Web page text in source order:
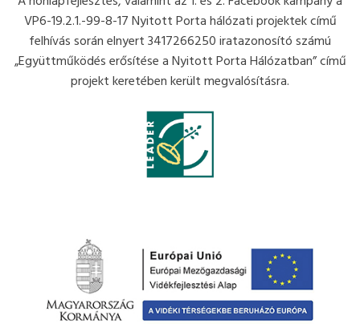
VP6-19.2.1.-99-8-17 Nyitott Porta hálózati projektek című
felhívás során elnyert 3417266250 iratazonosító számú
„Együttműködés erősítése a Nyitott Porta Hálózatban” című
projekt keretében került megvalósításra.